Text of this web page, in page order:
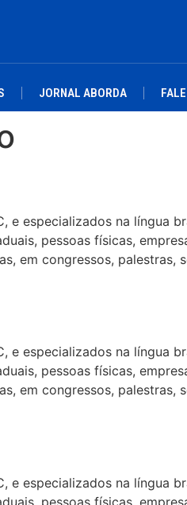
JORNAL ABORDA
especializados na língua
pessoas físicas,
em congressos, palestras,
especializados na língua
pessoas físicas,
em congressos, palestras,
especializados na língua
pessoas físicas,